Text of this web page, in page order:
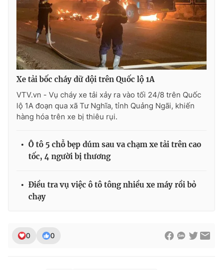
THỜI BÁO VTV
Theo dõi báo trên
Cơ quan báo chí:
Thời báo VTV
Giấy phép hoạt động báo in và báo điện tử số 483/GP-BTTTT
cấp ngày 29/12/2023
Phó Tổng Biên tập:
Nguyễn Thị Mỹ Hạnh, Phạm Quốc Thắng,
Nguyễn Trọng Ninh
Email:
toasoan@vtv.vn
Xe tải bốc cháy dữ dội trên Quốc lộ 1A
VTV.vn - Vụ cháy xe tải xảy ra vào tối 24/8 trên Quốc
lộ 1A đoạn qua xã Tư Nghĩa, tỉnh Quảng Ngãi, khiến
hàng hóa trên xe bị thiêu rụi.
Ô tô 5 chỗ bẹp dúm sau va chạm xe tải trên cao
tốc, 4 người bị thương
Điều tra vụ việc ô tô tông nhiều xe máy rồi bỏ
chạy
0 0